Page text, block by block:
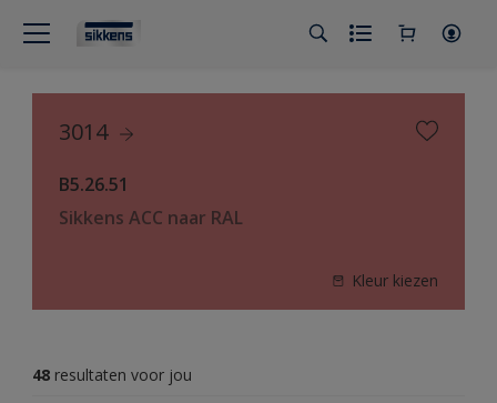
3014
B5.26.51
Sikkens ACC naar RAL
Kleur kiezen
48 resultaten voor jou